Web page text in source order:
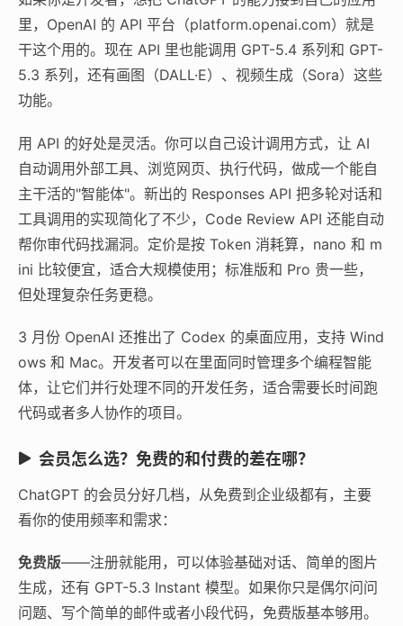
里，OpenAI 的 API 平台（platform.openai.com）就是
干这个用的。现在 API 里也能调用 GPT-5.4 系列和 GPT-
5.3 系列，还有画图（DALL·E）、视频生成（Sora）这些
功能。
用 API 的好处是灵活。你可以自己设计调用方式，让 AI
自动调用外部工具、浏览网页、执行代码，做成一个能自
主干活的"智能体"。新出的 Responses API 把多轮对话和
工具调用的实现简化了不少，Code Review API 还能自动
帮你审代码找漏洞。定价是按 Token 消耗算，nano 和 m
ini 比较便宜，适合大规模使用；标准版和 Pro 贵一些，
但处理复杂任务更稳。
3 月份 OpenAI 还推出了 Codex 的桌面应用，支持 Wind
ows 和 Mac。开发者可以在里面同时管理多个编程智能
体，让它们并行处理不同的开发任务，适合需要长时间跑
代码或者多人协作的项目。
会员怎么选？免费的和付费的差在哪？
ChatGPT 的会员分好几档，从免费到企业级都有，主要
看你的使用频率和需求：
免费版——注册就能用，可以体验基础对话、简单的图片
生成，还有 GPT-5.3 Instant 模型。如果你只是偶尔问问
问题、写个简单的邮件或者小段代码，免费版基本够用。